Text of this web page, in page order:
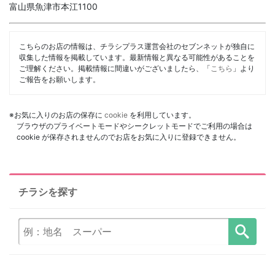
富山県魚津市本江1100
こちらのお店の情報は、チラシプラス運営会社のセブンネットが独自に
収集した情報を掲載しています。最新情報と異なる可能性があることを
ご理解ください。掲載情報に間違いがございましたら、「 こちら 」より
ご報告をお願いします。
※お気に入りのお店の保存に cookie を利用しています。
ブラウザのプライベートモードやシークレットモードでご利用の場合は
cookie が保存されませんのでお店をお気に入りに登録できません。
チラシを探す